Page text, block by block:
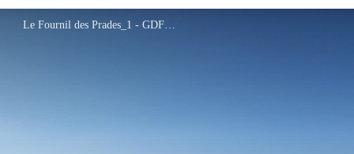
Le Fournil des Prades_1 - GDF 19